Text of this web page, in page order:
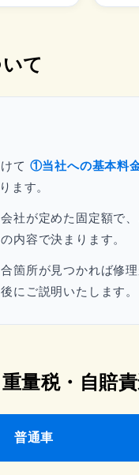
て
て ①当社への基本料
ます。
社が定めた固定額で
内容で決まります。
箇所が見つかれば修
にご説明いたします。
量税・自賠責
普通車